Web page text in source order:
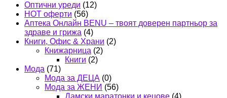
Оптични уреди (12)
HOT оферти (56)
Аптека Онлайн BENU – твоят доверен партньор за
здраве и грижа (4)
Книги, Офис & Храни (2)
Книжарница (2)
Книги (2)
Мода (71)
Мода за ДЕЦА (0)
Мода за ЖЕНИ (56)
Дамски маратонки и кецове (4)